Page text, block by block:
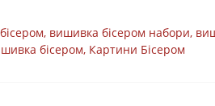
, вишивка бісером набори,
бісером, Картини Бісером